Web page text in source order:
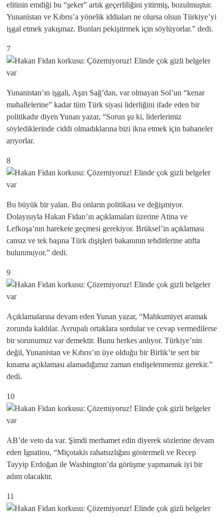
elitinin emdiği bu “şeker” artık geçerliliğini yitirmiş, bozulmuştur.
Yunanistan ve Kıbrıs’a yönelik iddiaları ne olursa olsun Türkiye’yi
işgal etmek yakışmaz. Bunları pekiştirmek için söylüyorlar.” dedi.
7
Yunanistan’ın işgali, Aşırı Sağ’dan, var olmayan Sol’un “kenar
mahallelerine” kadar tüm Türk siyasi liderliğini ifade eden bir
politikadır diyen Yunan yazar, “Sorun şu ki, liderlerimiz
söylediklerinde ciddi olmadıklarına bizi ikna etmek için bahaneler
arıyorlar.
8
Bu büyük bir yalan. Bu onların politikası ve değişmiyor.
Dolayısıyla Hakan Fidan’ın açıklamaları üzerine Atina ve
Lefkoşa’nın harekete geçmesi gerekiyor. Brüksel’in açıklaması
cansız ve tek başına Türk dışişleri bakanının tehditlerine atıfta
bulunmuyor.” dedi.
9
Açıklamalarına devam eden Yunan yazar, “Mahkumiyet aramak
zorunda kaldılar. Avrupalı ​​ortaklara sordular ve cevap vermedilerse
bir sorunumuz var demektir. Bunu herkes anlıyor. Türkiye’nin
değil, Yunanistan ve Kıbrıs’ın üye olduğu bir Birlik’te sert bir
kınama açıklaması alamadığımız zaman endişelenmemiz gerekir.”
dedi.
10
AB’de veto da var. Şimdi merhamet edin diyerek sözlerine devam
eden Ignatiou, “Miçotakis rahatsızlığını göstermeli ve Recep
Tayyip Erdoğan ile Washington’da görüşme yapmamak iyi bir
adım olacaktır.
11